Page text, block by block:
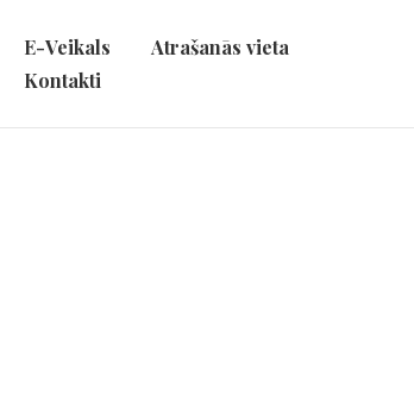
E-Veikals
Atrašanās vieta
Kontakti